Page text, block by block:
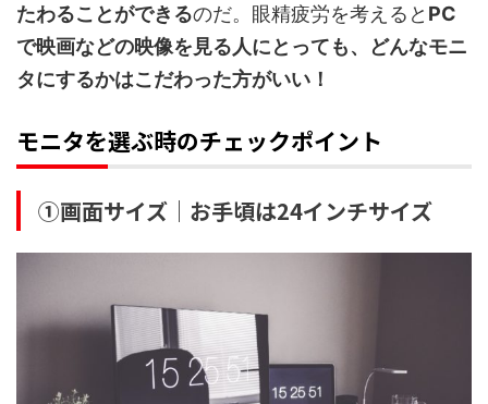
たわることができるのだ。眼精疲労を考えると PC
で映画などの映像を見る人にとっても、どんなモニ
タにするかはこだわった方がいい！
モニタを選ぶ時のチェックポイント
①画面サイズ｜お手頃は24インチサイズ